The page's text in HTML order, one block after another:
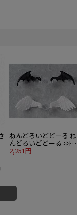
ねんどろいどどーる ね
んどろいどどーる 羽パ
ーツセット
2,251円